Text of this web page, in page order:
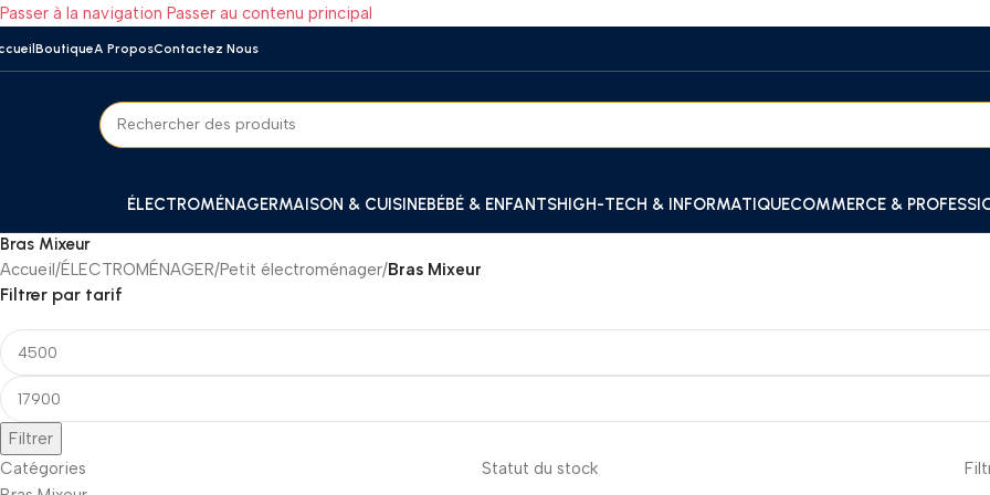
Passer à la navigation Passer au contenu principal
BoutiqueA ProposContactez Nous
ÉLECTROMÉNAGERMAISON & CUISINEBÉBÉ & ENFANTSHIGH-TECH & INFORMATIQUECOMMERCE &
Bras Mixeur
Accueil/ÉLECTROMÉNAGER/Petit électroménager/Bras Mixeur
Filtrer par tarif
Filtrer
Catégories
Statut du stock